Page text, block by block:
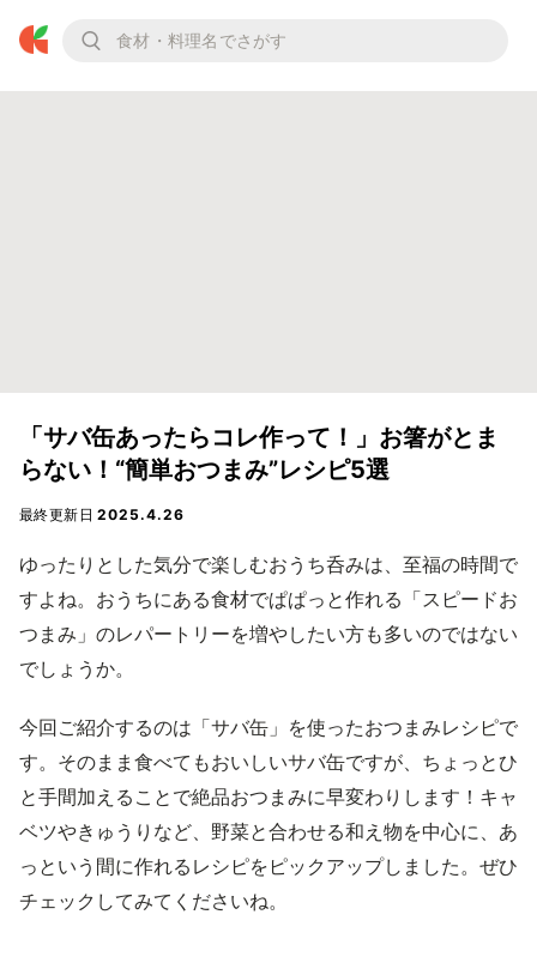
「サバ缶あったらコレ作って！」お箸がとま
らない！“簡単おつまみ”レシピ5選
最終更新日2025.4.26
ゆったりとした気分で楽しむおうち呑みは、至福の時間で
すよね。おうちにある食材でぱぱっと作れる「スピードお
つまみ」のレパートリーを増やしたい方も多いのではない
でしょうか。
今回ご紹介するのは「サバ缶」を使ったおつまみレシピで
す。そのまま食べてもおいしいサバ缶ですが、ちょっとひ
と手間加えることで絶品おつまみに早変わりします！キャ
ベツやきゅうりなど、野菜と合わせる和え物を中心に、あ
っという間に作れるレシピをピックアップしました。ぜひ
チェックしてみてくださいね。